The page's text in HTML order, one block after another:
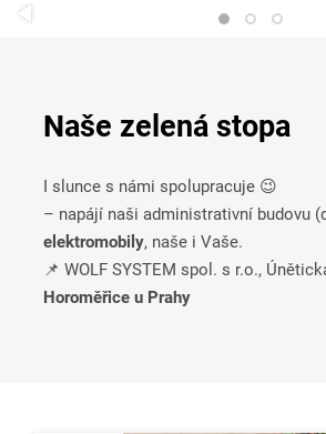
Naše zelená stopa
I slunce s námi spolupracuje 😉
– napájí naši administrativní budovu
elektromobily, naše i Vaše.
📌 WOLF SYSTEM spol. s r.o.,
Horoměřice u Prahy